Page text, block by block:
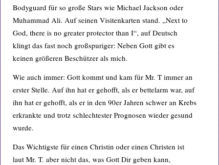
Bodyguard für so große Stars wie Michael Jackson oder
Muhammad Ali. Auf seinen Visitenkarten stand. „Next to
God, there is no greater protector than I“, auf Deutsch
klingt das fast noch großspuriger: Neben Gott gibt es
keinen größeren Beschützer als mich.
Wie auch immer: Gott kommt und kam für Mr. T immer an
erster Stelle. Auf ihn hat er gehofft, als er bettelarm war, auf
ihn hat er gehofft, als er in den 90er Jahren schwer an Krebs
erkrankte und trotz schlechtester Prognosen wieder gesund
wurde.
Das Wichtigste für einen Christin oder einen Christen ist
laut Mr. T. aber nicht das, was Gott Dir geben kann,